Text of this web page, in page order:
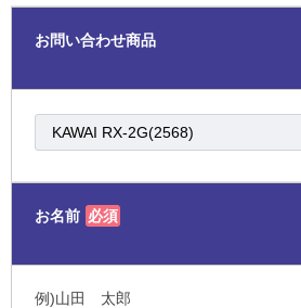
お問い合わせ商品
お名前 必須
例)山田 太郎